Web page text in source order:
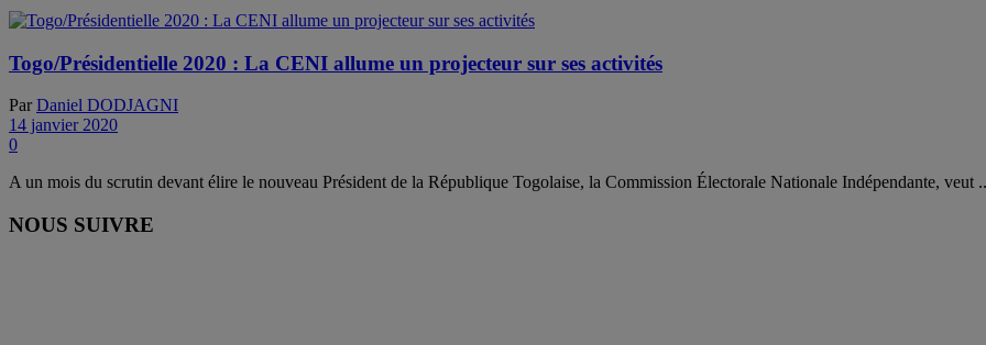
Togo/Présidentielle 2020 : La CENI allume un projecteur sur ses activités
Par Daniel DODJAGNI
14 janvier 2020
0
A un mois du scrutin devant élire le nouveau Président de la République Togolaise, la Commission Électorale Nationale Indépendante, veut
NOUS SUIVRE